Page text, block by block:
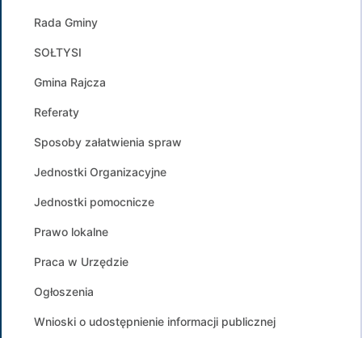
Rada Gminy
SOŁTYSI
Gmina Rajcza
Referaty
Sposoby załatwienia spraw
Jednostki Organizacyjne
Jednostki pomocnicze
Prawo lokalne
Praca w Urzędzie
Ogłoszenia
Wnioski o udostępnienie informacji publicznej